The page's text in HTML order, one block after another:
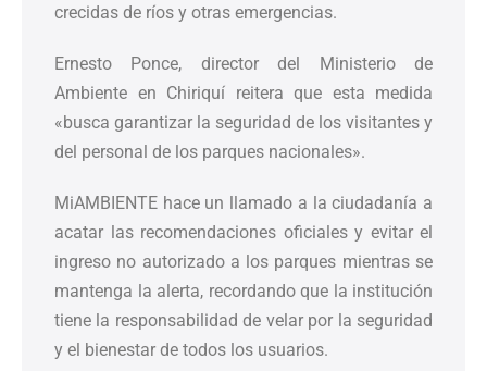
crecidas de ríos y otras emergencias.
Ernesto Ponce, director del Ministerio de
Ambiente en Chiriquí reitera que esta medida
«busca garantizar la seguridad de los visitantes y
del personal de los parques nacionales».
MiAMBIENTE hace un llamado a la ciudadanía a
acatar las recomendaciones oficiales y evitar el
ingreso no autorizado a los parques mientras se
mantenga la alerta, recordando que la institución
tiene la responsabilidad de velar por la seguridad
y el bienestar de todos los usuarios.